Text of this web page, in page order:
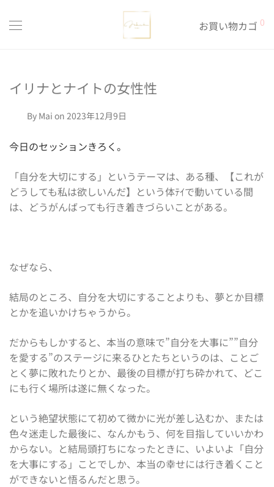
お買い物カゴ 0
イリナとナイトの女性性
By Mai on 2023年12月9日
今日のセッションきろく。
「自分を大切にする」というテーマは、ある種、【これが
どうしても私は欲しいんだ】という体ﾃｲで動いている間
は、どうがんばっても行き着きづらいことがある。
なぜなら、
結局のところ、自分を大切にすることよりも、夢とか目標
とかを追いかけちゃうから。
だからもしかすると、本当の意味で”自分を大事に””自分
を愛する”のステージに来るひとたちというのは、ことご
とく夢に敗れたりとか、最後の目標が打ち砕かれて、どこ
にも行く場所は遂に無くなった。
という絶望状態にて初めて微かに光が差し込むか、または
色々迷走した最後に、なんかもう、何を目指していいかわ
からない。と結局頭打ちになったときに、いよいよ「自分
を大事にする」ことでしか、本当の幸せには行き着くこと
ができないと悟るんだと思う。